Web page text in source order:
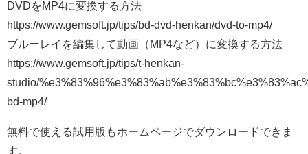
DVDをMP4に変換する方法
https://www.gemsoft.jp/tips/bd-dvd-henkan/dvd-to-mp4/
ブルーレイを編集して動画（MP4など）に変換する方法
https://www.gemsoft.jp/tips/t-henkan-
studio/
bd-mp4/
無料で使える試用版もホームページでダウンロードできま
す。